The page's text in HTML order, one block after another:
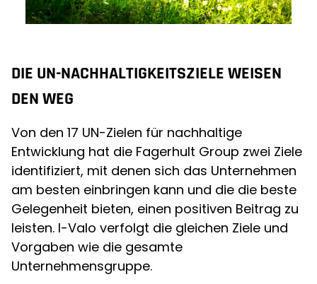
DIE UN-NACHHALTIGKEITSZIELE WEISEN
DEN WEG
Von den 17 UN-Zielen für nachhaltige
Entwicklung hat die Fagerhult Group zwei Ziele
identifiziert, mit denen sich das Unternehmen
am besten einbringen kann und die die beste
Gelegenheit bieten, einen positiven Beitrag zu
leisten. I-Valo verfolgt die gleichen Ziele und
Vorgaben wie die gesamte
Unternehmensgruppe.